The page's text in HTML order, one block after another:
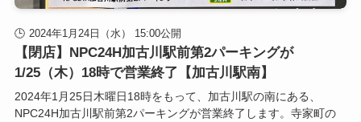
2024年1月24日（水） 15:00公開
【閉店】NPC24H加古川駅前第2パーキングが
1/25（木）18時で営業終了【加古川駅南】
2024年1月25日木曜日18時をもって、加古川駅の南にある、
NPC24H加古川駅前第2パーキングが営業終了します。寺家町の